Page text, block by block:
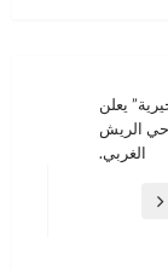
يعلن
حي الريش
الغربي.